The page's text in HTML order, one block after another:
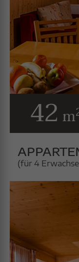
42 m
(für 4